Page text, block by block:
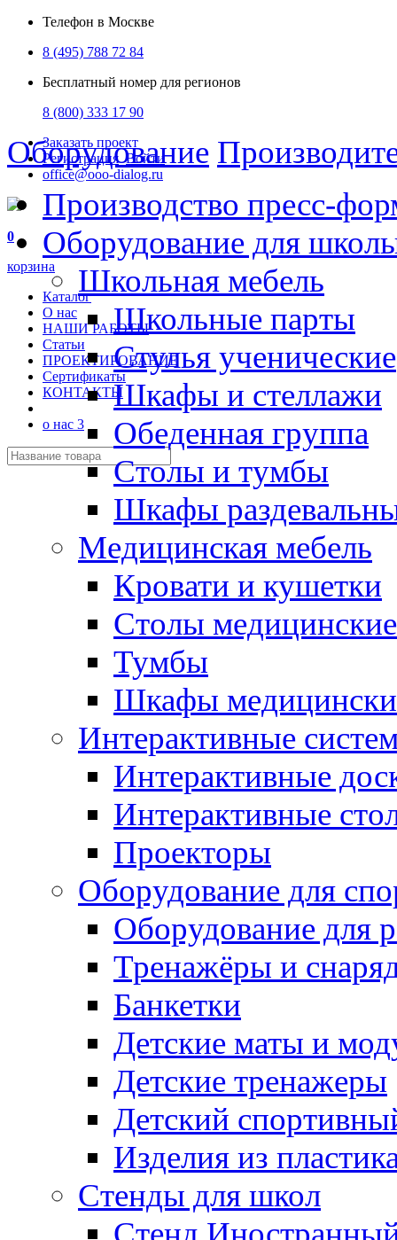
Телефон в Москве
8 (495) 788 72 84
Бесплатный номер для регионов
8 (800) 333 17 90
Заказать проект
Регистрация Войти
office@ooo-dialog.ru
0
корзина
Каталог
О нас
НАШИ РАБОТЫ
Статьи
ПРОЕКТИРОВАНИЕ
Сертификаты
КОНТАКТЫ
о нас 3
Оборудование
Производство пресс-
Оборудование для
Школьная мебель
Школьные парты
Стулья ученические
Шкафы и стеллажи
Обеденная группа
Столы и тумбы
Шкафы
Медицинская мебель
Кровати и кушетки
Столы медицинские
Тумбы
Шкафы
Интерактивные
Интерактивные
Интерактивные
Проекторы
Оборудование для
Оборудование для
Тренажёры и
Банкетки
Детские маты и
Детские тренажеры
Детский
Изделия из
Стенды для школ